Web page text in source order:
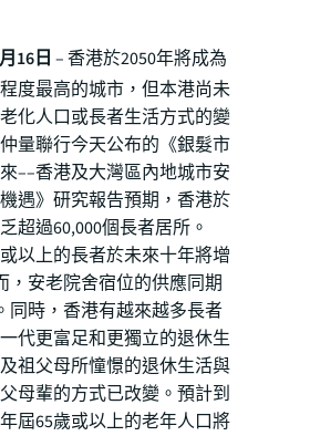
16日 – 香港於2050年將成為
度最高的城市，但本港尚未
化人口或長者生活方式的變
量聯行今天公布的《銀髮市
––香港及大灣區內地城市安
遇》研究報告預期，香港於
超過60,000個長者居所。
以上的長者於未來十年將增
，安老院舍宿位的供應同期
同時，香港有越來越多長者
代更富足和更獨立的退休生
祖父母所憧憬的退休生活與
母輩的方式已改變。預計到
屆65歲或以上的老年人口將